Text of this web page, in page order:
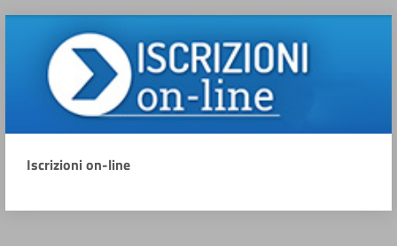
Iscrizioni on-line